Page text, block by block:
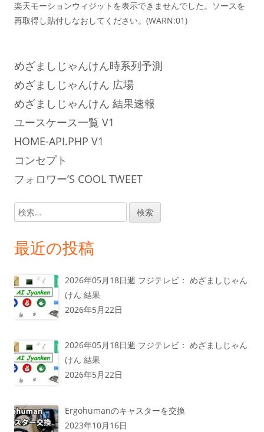
楽天モーションウィジットを表示できませんでした。ソースを
再取得し貼付しなおしてください。(WARN:01)
めざましじゃんけん時系列予測
めざましじゃんけん 広場
めざましじゃんけん 結果速報
ユースケース一覧 V1
HOME-API.PHP V1
コンセプト
フォロワー’S COOL TWEET
検
索:
最近の投稿
2026年05月18日週 フジテレビ： めざましじゃん
けん 結果
2026年5月22日
2026年05月18日週 フジテレビ： めざましじゃん
けん 結果
2026年5月22日
Ergohumanのキャスターを交換
2023年10月16日